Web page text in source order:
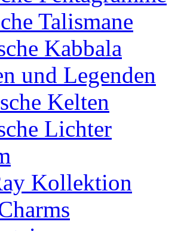
Talismane
Kabbala
und Legenden
Kelten
Lichter
Kollektion